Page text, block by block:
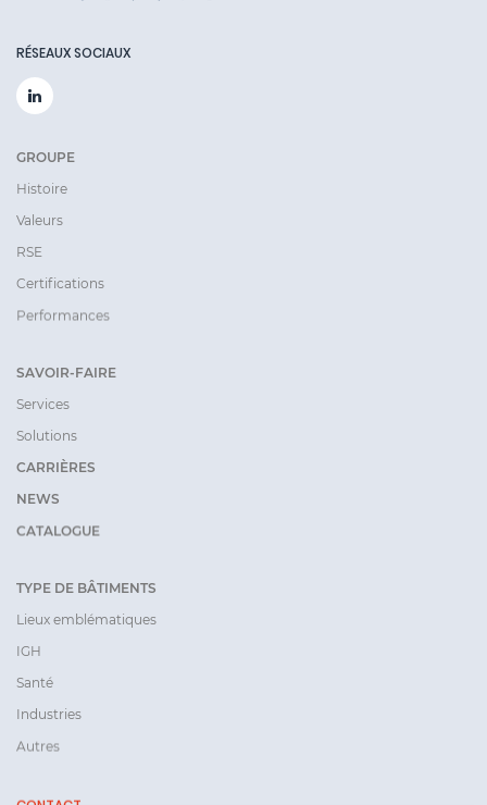
RÉSEAUX SOCIAUX
GROUPE
Histoire
Valeurs
RSE
Certifications
Performances
SAVOIR-FAIRE
Services
Solutions
CARRIÈRES
NEWS
CATALOGUE
TYPE DE BÂTIMENTS
Lieux emblématiques
IGH
Santé
Industries
Autres